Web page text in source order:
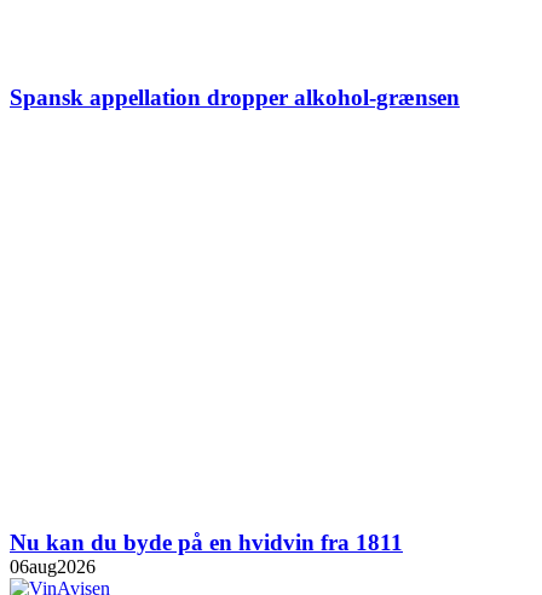
Spansk appellation dropper alkohol-grænsen
Nu kan du byde på en hvidvin fra 1811
06aug2026